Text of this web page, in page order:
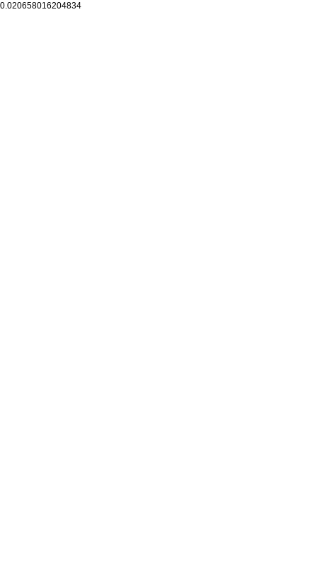
0.020658016204834